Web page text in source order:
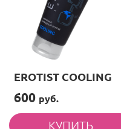
EROTIST COOLING
600 руб.